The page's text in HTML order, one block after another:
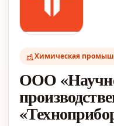
Химическая
ООО